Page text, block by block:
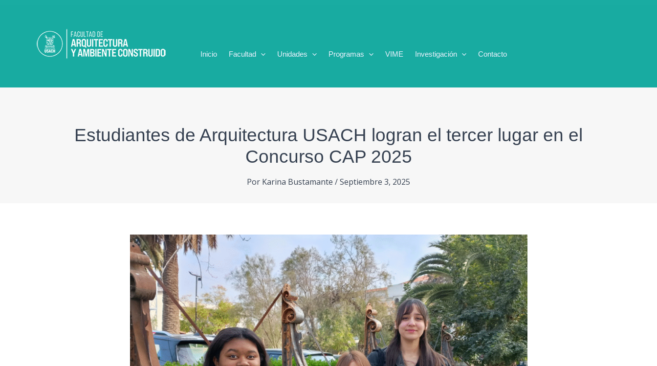
Inicio Facultad Unidades Programas VIME Investigación Contacto
Estudiantes de Arquitectura USACH logran el tercer lugar en el
Concurso CAP 2025
Por Karina Bustamante /Septiembre 3, 2025